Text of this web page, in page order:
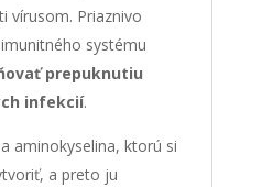
vírusom. Priaznivo
systému
prepuknutiu
infekcií.
aminokyselina, ktorú si
a preto ju